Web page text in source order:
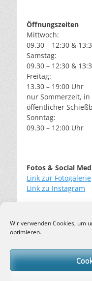
Wir verwenden Cookies, um
optimieren.
Öffnungszeiten
Mittwoch:
09.30 – 12:30 &
Samstag:
09.30 – 12:30 &
Freitag:
13.30 – 19:00 Uhr
nur Sommerzeit,
öffentlicher
Sonntag:
09.30 – 12:00 Uhr
Fotos & Social
Link zur Fotogalerie
Link zu Instagram
Login